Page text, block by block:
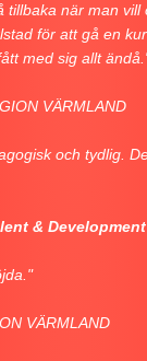
tillbaka när man vill
för att gå en
med sig allt
VÄRMLAND
och tydlig.
&
VÄRMLAND